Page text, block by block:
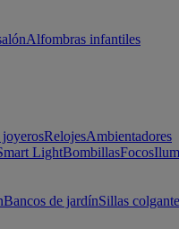
Alfombras infantiles
RelojesAmbientadores
LightBombillasFocos
Bancos de jardínSillas